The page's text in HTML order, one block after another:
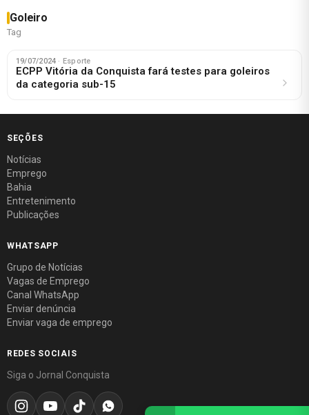
Goleiro
Tag
19/07/2024 · Esporte
ECPP Vitória da Conquista fará testes para goleiros
da categoria sub-15
SEÇÕES
Notícias
Emprego
Bahia
Entretenimento
Publicações
WHATSAPP
Grupo de Notícias
Vagas de Emprego
Canal WhatsApp
Enviar denúncia
Enviar vaga de emprego
REDES SOCIAIS
Siga o Jornal Conquista